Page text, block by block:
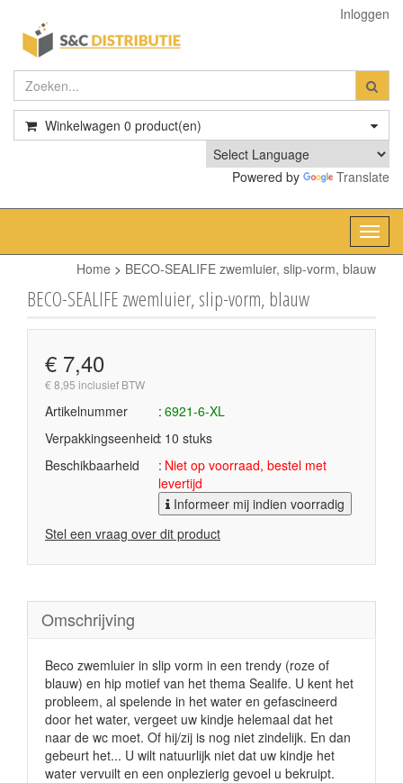
Inloggen
Winkelwagen 0 product(en)
Powered by Translate
Home > BECO-SEALIFE zwemluier, slip-vorm, blauw
BECO-SEALIFE zwemluier, slip-vorm, blauw
€ 7,40
€ 8,95 inclusief BTW
Artikelnummer
6921-6-XL
Verpakkingseenheid 10 stuks
Beschikbaarheid
Niet op voorraad, bestel met
levertijd
Informeer mij indien voorradig
Stel een vraag over dit product
Omschrijving
Beco zwemluier in slip vorm in een trendy (roze of
blauw) en hip motief van het thema Sealife. U kent het
probleem, al spelende in het water en gefascineerd
door het water, vergeet uw kindje helemaal dat het
naar de wc moet. Of hij/zij is nog niet zindelijk. En dan
gebeurt het... U wilt natuurlijk niet dat uw kindje het
water vervuilt en een onplezierig gevoel u bekruipt.